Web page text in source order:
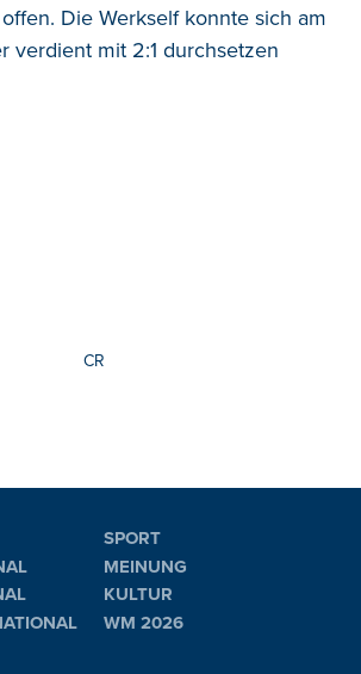
Die Werkself konnte sich am
verdient mit 2:1 durchsetzen
CR
SPORT
MEINUNG
KULTUR
WM 2026